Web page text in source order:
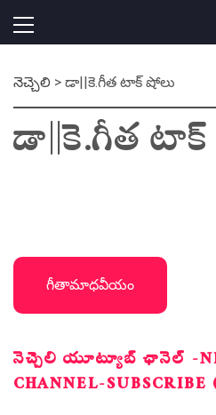
Menu
నెచ్చెలి > డా||కె.గీత టాక్ షోలు
డా||కె.గీత
గీతామాధవీయం
నెచ్చెలి యూట్యూబ్ ఛానెల్ -
CHANNEL-SUBSCRIBE